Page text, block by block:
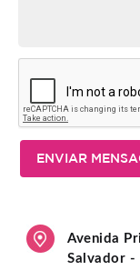
ENVIAR
Avenida
Salvador -